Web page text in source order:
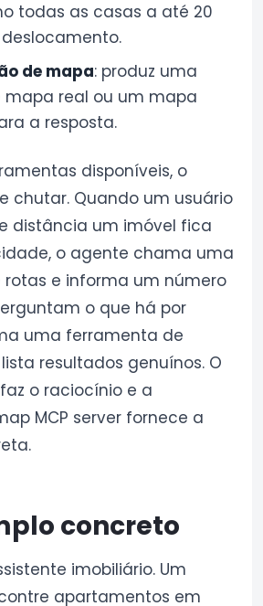
todas as casas a até 20
de mapa: produz uma
real ou um mapa
a resposta.
disponíveis, o
chutar. Quando um usuário
distância um imóvel fica
o agente chama uma
e informa um número
o que há por
uma ferramenta de
resultados genuínos. O
o raciocínio e a
MCP server fornece a
concreto
imobiliário. Um
apartamentos em